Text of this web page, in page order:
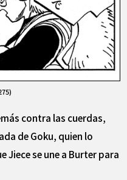
contra las cuerdas,
de Goku, quien lo
Jiece se une a Burter para